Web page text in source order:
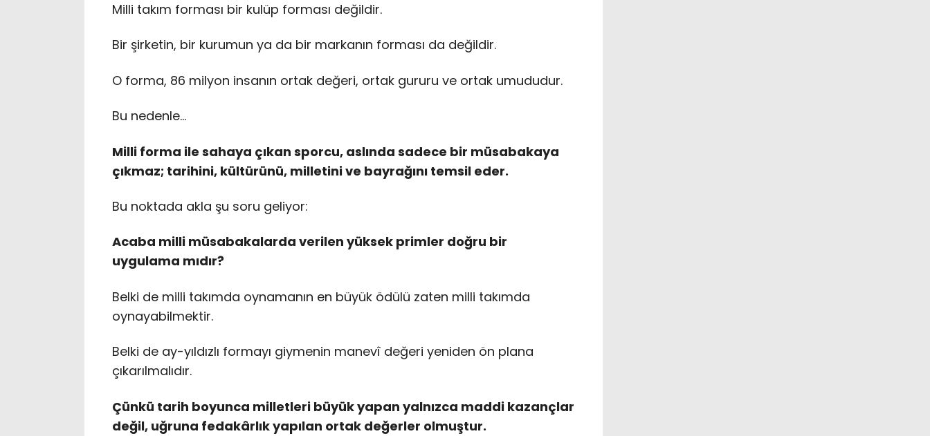
Milli takım forması bir kulüp forması değildir.
Bir şirketin, bir kurumun ya da bir markanın forması da değildir.
O forma, 86 milyon insanın ortak değeri, ortak gururu ve ortak umududur.
Bu nedenle…
Milli forma ile sahaya çıkan sporcu, aslında sadece bir müsabakaya
çıkmaz; tarihini, kültürünü, milletini ve bayrağını temsil eder.
Bu noktada akla şu soru geliyor:
Acaba milli müsabakalarda verilen yüksek primler doğru bir
uygulama mıdır?
Belki de milli takımda oynamanın en büyük ödülü zaten milli takımda
oynayabilmektir.
Belki de ay-yıldızlı formayı giymenin manevî değeri yeniden ön plana
çıkarılmalıdır.
Çünkü tarih boyunca milletleri büyük yapan yalnızca maddi kazançlar
değil, uğruna fedakârlık yapılan ortak değerler olmuştur.